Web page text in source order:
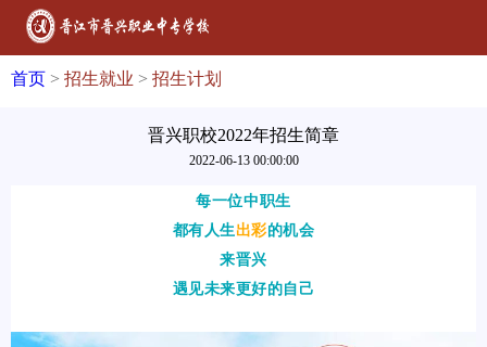
首页 > 招生就业 > 招生计划
晋兴职校2022年招生简章
2022-06-13 00:00:00
每一位中职生
都有人生出彩的机会
来晋兴
遇见未来更好的自己